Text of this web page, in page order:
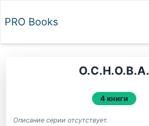
PRO Books
О.С.Н.О.В.А.
4 книги
Описание серии отсутствует.